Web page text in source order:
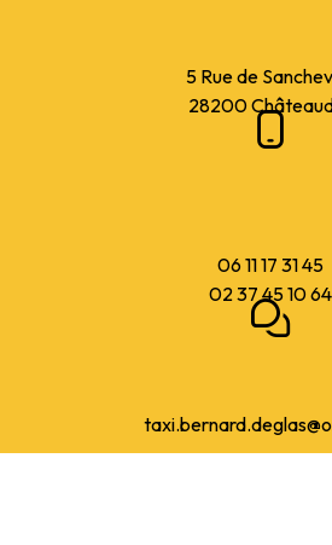
5 Rue de
28200
06 11 17 31 45
02 37 45 10 64